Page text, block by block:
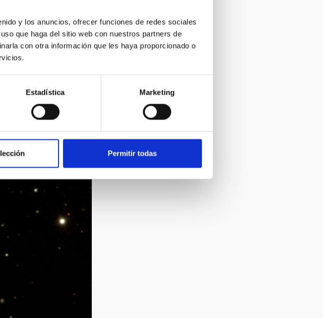
y los anuncios, ofrecer funciones de redes sociales
que haga del sitio web con nuestros partners de
con otra información que les haya proporcionado o
Estadística Marketing
Permitir todas
en el Telescopio
descubiertas
desde Hawái, había
en millones de
de elementos